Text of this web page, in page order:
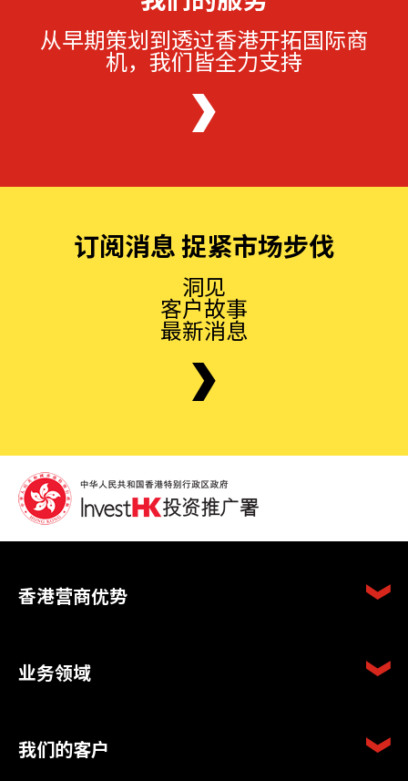
从早期策划到透过香港开拓国际商
机，我们皆全力支持
订阅消息 捉紧市场步伐
洞见
客户故事
最新消息
香港营商优势
业务领域
我们的客户